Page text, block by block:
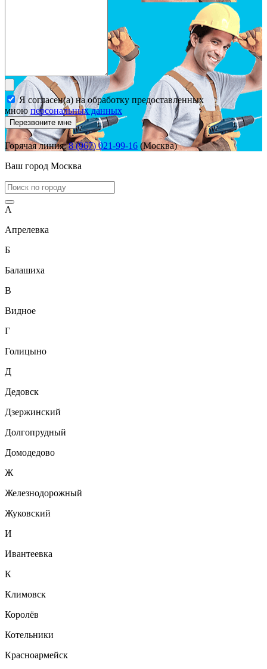
Я согласен(а) на обработку предоставленных
мною персональных данных
Перезвоните мне
Горячая линия:8 (967) 021-99-16 (Москва)
Ваш город Москва
А
Апрелевка
Б
Балашиха
В
Видное
Г
Голицыно
Д
Дедовск
Дзержинский
Долгопрудный
Домодедово
Ж
Железнодорожный
Жуковский
И
Ивантеевка
К
Климовск
Королёв
Котельники
Красноармейск